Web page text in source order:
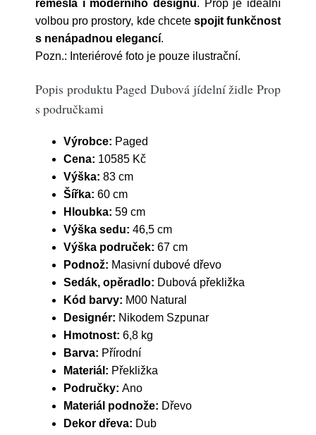
řemesla i moderního designu. Propje ideální
volbou pro prostory, kde chcetespojitfunkčnost
s nenápadnou elegancí.
Pozn.: Interiérové foto je pouze ilustrační.
Popis produktu Paged Dubová jídelní židle Prop
s područkami
Výrobce: Paged
Cena: 10585 Kč
Výška: 83 cm
Šířka: 60 cm
Hloubka: 59 cm
Výška sedu: 46,5 cm
Výška područek: 67 cm
Podnož: Masivní dubové dřevo
Sedák, opěradlo: Dubová překližka
Kód barvy: M00 Natural
Designér: Nikodem Szpunar
Hmotnost: 6,8 kg
Barva: Přírodní
Materiál: Překližka
Područky: Ano
Materiál podnože: Dřevo
Dekor dřeva: Dub